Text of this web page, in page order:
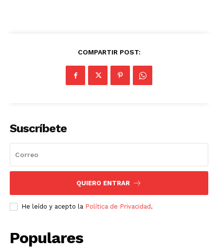
COMPARTIR POST:
Suscríbete
QUIERO ENTRAR
He leído y acepto la Política de Privacidad .
Populares